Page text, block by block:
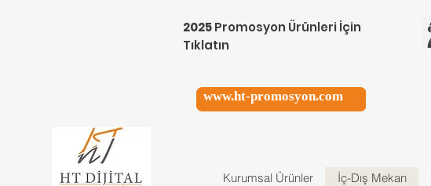
2025Promosyon Ürünleri İçin
Tıklatın
www.ht-promosyon.com
Kurumsal Ürünler İç-Dış Mekan